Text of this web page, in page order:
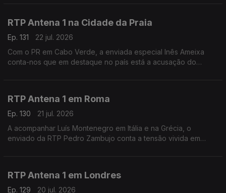
RTP Antena 1 na Cidade da Praia
Ep. 131
22 jul. 2026
Com o PR em Cabo Verde, a enviada especial Inês Ameixa
conta-nos que em destaque no país está a acusação do
RTP Antena 1 em Roma
Ep. 130
21 jul. 2026
A acompanhar Luís Montenegro em Itália e na Grécia, o
enviado da RTP Pedro Zambujo conta a tensão vivida em
RTP Antena 1 em Londres
Ep. 129
20 jul. 2026